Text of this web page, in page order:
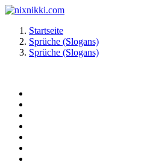
Startseite
Sprüche (Slogans)
Sprüche (Slogans)